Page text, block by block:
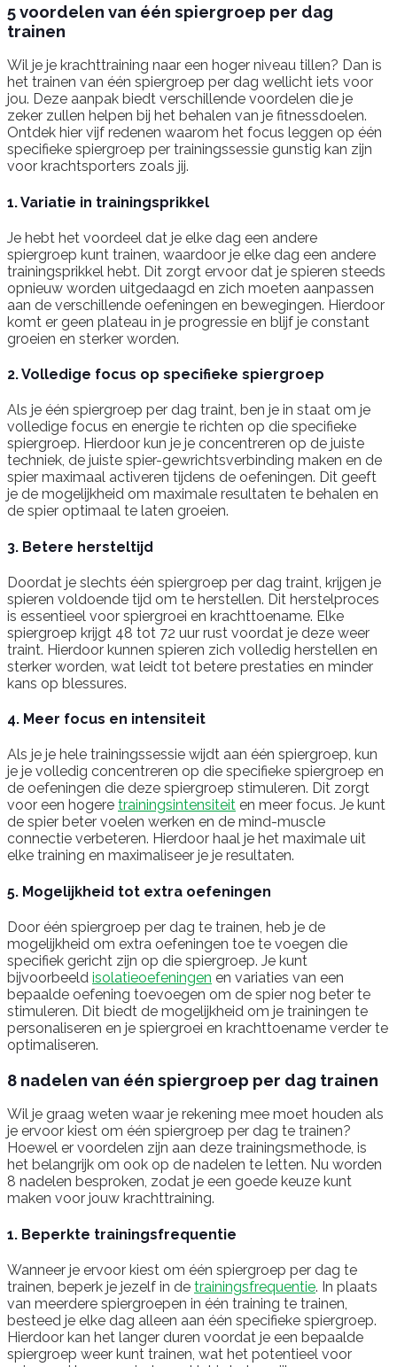
5 voordelen van één spiergroep per dag
trainen
Wil je je krachttraining naar een hoger niveau tillen? Dan is
het trainen van één spiergroep per dag wellicht iets voor
jou. Deze aanpak biedt verschillende voordelen die je
zeker zullen helpen bij het behalen van je fitnessdoelen.
Ontdek hier vijf redenen waarom het focus leggen op één
specifieke spiergroep per trainingssessie gunstig kan zijn
voor krachtsporters zoals jij.
1. Variatie in trainingsprikkel
Je hebt het voordeel dat je elke dag een andere
spiergroep kunt trainen, waardoor je elke dag een andere
trainingsprikkel hebt. Dit zorgt ervoor dat je spieren steeds
opnieuw worden uitgedaagd en zich moeten aanpassen
aan de verschillende oefeningen en bewegingen. Hierdoor
komt er geen plateau in je progressie en blijf je constant
groeien en sterker worden.
2. Volledige focus op specifieke spiergroep
Als je één spiergroep per dag traint, ben je in staat om je
volledige focus en energie te richten op die specifieke
spiergroep. Hierdoor kun je je concentreren op de juiste
techniek, de juiste spier-gewrichtsverbinding maken en de
spier maximaal activeren tijdens de oefeningen. Dit geeft
je de mogelijkheid om maximale resultaten te behalen en
de spier optimaal te laten groeien.
3. Betere hersteltijd
Doordat je slechts één spiergroep per dag traint, krijgen je
spieren voldoende tijd om te herstellen. Dit herstelproces
is essentieel voor spiergroei en krachttoename. Elke
spiergroep krijgt 48 tot 72 uur rust voordat je deze weer
traint. Hierdoor kunnen spieren zich volledig herstellen en
sterker worden, wat leidt tot betere prestaties en minder
kans op blessures.
4. Meer focus en intensiteit
Als je je hele trainingssessie wijdt aan één spiergroep, kun
je je volledig concentreren op die specifieke spiergroep en
de oefeningen die deze spiergroep stimuleren. Dit zorgt
voor een hogere trainingsintensiteit en meer focus. Je kunt
de spier beter voelen werken en de mind-muscle
connectie verbeteren. Hierdoor haal je het maximale uit
elke training en maximaliseer je je resultaten.
5. Mogelijkheid tot extra oefeningen
Door één spiergroep per dag te trainen, heb je de
mogelijkheid om extra oefeningen toe te voegen die
specifiek gericht zijn op die spiergroep. Je kunt
bijvoorbeeld isolatieoefeningen en variaties van een
bepaalde oefening toevoegen om de spier nog beter te
stimuleren. Dit biedt de mogelijkheid om je trainingen te
personaliseren en je spiergroei en krachttoename verder te
optimaliseren.
8 nadelen van één spiergroep per dag trainen
Wil je graag weten waar je rekening mee moet houden als
je ervoor kiest om één spiergroep per dag te trainen?
Hoewel er voordelen zijn aan deze trainingsmethode, is
het belangrijk om ook op de nadelen te letten. Nu worden
8 nadelen besproken, zodat je een goede keuze kunt
maken voor jouw krachttraining.
1. Beperkte trainingsfrequentie
Wanneer je ervoor kiest om één spiergroep per dag te
trainen, beperk je jezelf in de trainingsfrequentie. In plaats
van meerdere spiergroepen in één training te trainen,
besteed je elke dag alleen aan één specifieke spiergroep.
Hierdoor kan het langer duren voordat je een bepaalde
spiergroep weer kunt trainen, wat het potentieel voor